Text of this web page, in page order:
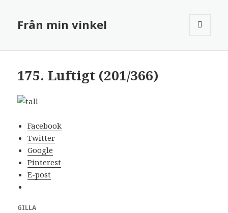
Från min vinkel
175. Luftigt (201/366)
Facebook
Twitter
Google
Pinterest
E-post
GILLA